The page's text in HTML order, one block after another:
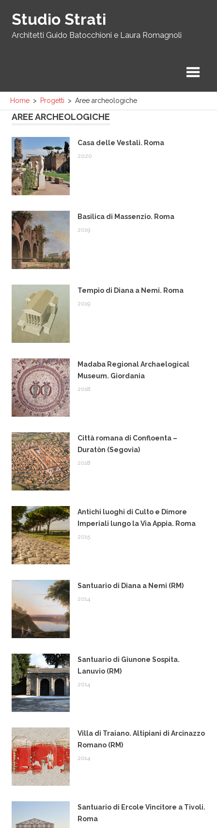
Studio Strati
Architetti Guido Batocchioni e Laura Romagnoli
Home Progetti Aree archeologiche
AREE ARCHEOLOGICHE
Casa delle Vestali. Roma
2020
Basilica di Massenzio. Roma
2019
Tempio di Diana a Nemi. Roma
2019
Madaba Regional Archaelogical
Museum. Giordania
2018
Città romana di Confloenta –
Duratòn (Segovia)
2018
Antichi luoghi di Culto e Dimore
Imperiali lungo la Via Appia. Roma
2015
Santuario di Diana a Nemi (RM)
2014
Santuario di Giunone Sospita.
Lanuvio (RM)
2014
Villa di Traiano. Altipiani di Arcinazzo
Romano (RM)
2014
Santuario di Ercole Vincitore a Tivoli.
Roma